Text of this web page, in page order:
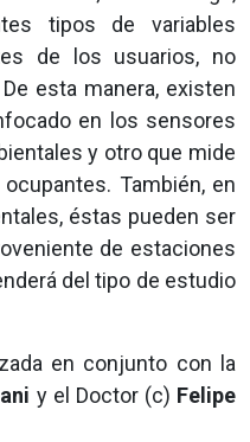
tipos de variables
de los usuarios, no
esta manera, existen
en los sensores
y otro que mide
También, en
éstas pueden ser
de estaciones
del tipo de estudio
en conjunto con la
y el Doctor (c) Felipe